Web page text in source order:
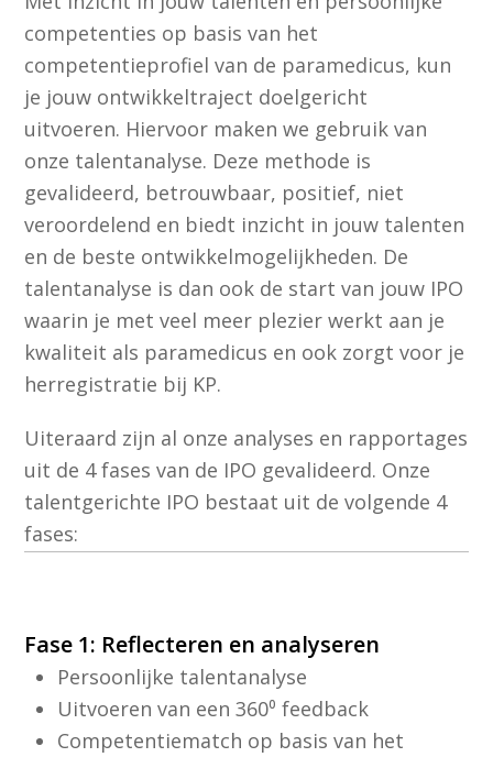
competenties op basis van het
competentieprofiel van de paramedicus, kun
je jouw ontwikkeltraject doelgericht
uitvoeren. Hiervoor maken we gebruik van
onze talentanalyse. Deze methode is
gevalideerd, betrouwbaar, positief, niet
veroordelend en biedt inzicht in jouw talenten
en de beste ontwikkelmogelijkheden. De
talentanalyse is dan ook de start van jouw IPO
waarin je met veel meer plezier werkt aan je
kwaliteit als paramedicus en ook zorgt voor je
herregistratie bij KP.
Uiteraard zijn al onze analyses en rapportages
uit de 4 fases van de IPO gevalideerd. Onze
talentgerichte IPO bestaat uit de volgende 4
fases:
Fase 1: Reflecteren en analyseren
Persoonlijke talentanalyse
Uitvoeren van een 360⁰ feedback
Competentiematch op basis van het